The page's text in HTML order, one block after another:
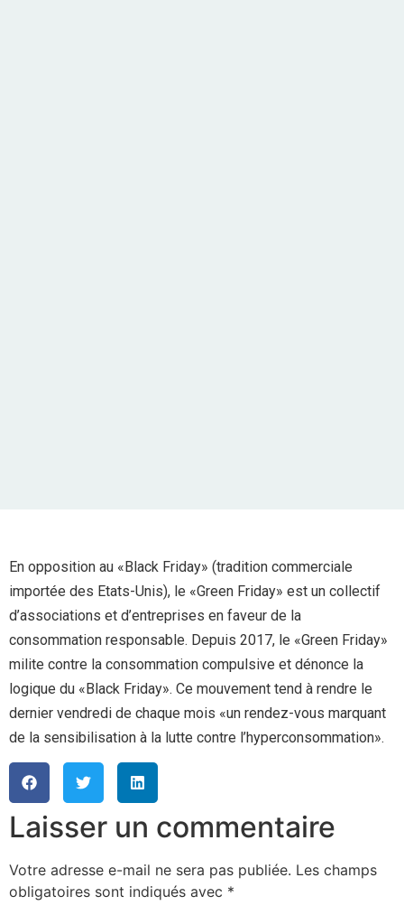
En opposition au «Black Friday» (tradition commerciale
importée des Etats-Unis), le «Green Friday» est un collectif
d’associations et d’entreprises en faveur de la
consommation responsable. Depuis 2017, le «Green Friday»
milite contre la consommation compulsive et dénonce la
logique du «Black Friday». Ce mouvement tend à rendre le
dernier vendredi de chaque mois «un rendez-vous marquant
de la sensibilisation à la lutte contre l’hyperconsommation».
Laisser un commentaire
Votre adresse e-mail ne sera pas publiée. Les champs
obligatoires sont indiqués avec *